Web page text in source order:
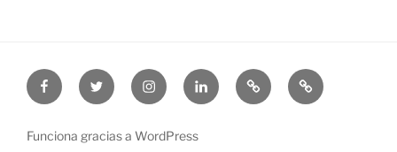
FacebookTwitter InstagramLinkedinThreadsBluesky
Funciona gracias a WordPress